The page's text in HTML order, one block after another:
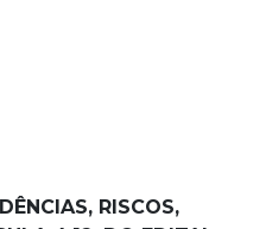
RISCOS,